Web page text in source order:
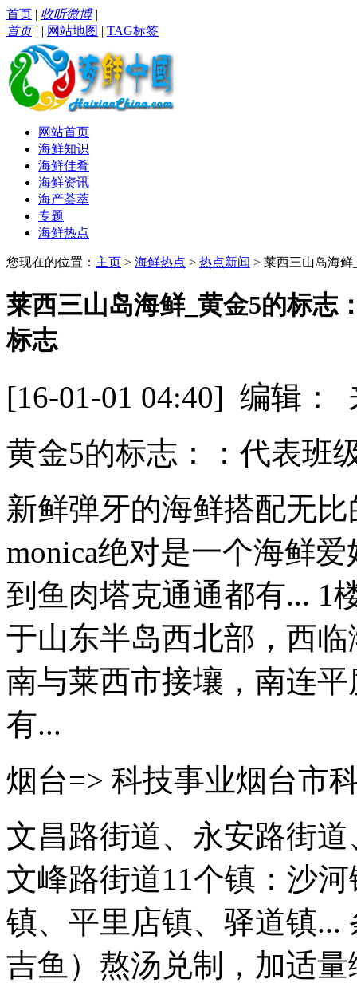
首页 | 收听微博|
首页| | 网站地图 | TAG标签
网站首页
海鲜知识
海鲜佳肴
海鲜资讯
海产荟萃
专题
海鲜热点
您现在的位置： 主页 > 海鲜热点 > 热点新闻 > 莱西三山岛海
莱西三山岛海鲜_黄金5的标志
标志
[16-01-01 04:40] 编辑
黄金5的标志：：代表班
新鲜弹牙的海鲜搭配无
monica绝对是一个海鲜
到鱼肉塔克通通都有... 1
于山东半岛西北部，西
南与莱西市接壤，南连
有...
烟台=> 科技事业烟台市
文昌路街道、永安路街
文峰路街道11个镇：沙
镇、平里店镇、驿道镇...
吉鱼）熬汤兑制，加适